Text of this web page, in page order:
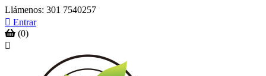
Llámenos: 301 7540257
 Entrar
(0)
